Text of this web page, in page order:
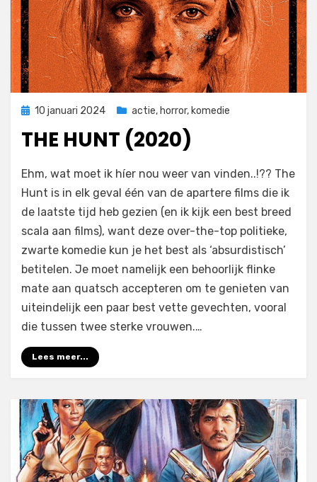
Geplaatst
10 januari 2024 actie, horror, komedie
THE HUNT (2020)
Filmofiel.nl
Ehm, wat moet ik híer nou weer van vinden..!?? The
Hunt is in elk geval één van de apartere films die ik
de laatste tijd heb gezien (en ik kijk een best breed
scala aan films), want deze over-the-top politieke,
zwarte komedie kun je het best als ‘absurdistisch’
betitelen. Je moet namelijk een behoorlijk flinke
mate aan quatsch accepteren om te genieten van
uiteindelijk een paar best vette gevechten, vooral
die tussen twee sterke vrouwen.…
Lees meer...